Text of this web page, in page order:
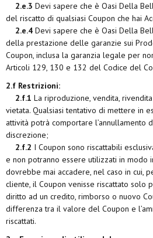
2.e.3 Devi sapere che è Oasi Della
del riscatto di qualsiasi Coupon che hai
2.e.4 Devi sapere che è Oasi Della
della prestazione delle garanzie sui
Coupon, inclusa la garanzia legale per
Articoli 129, 130 e 132 del Codice del
2.f Restrizioni:
2.f.1 La riproduzione, vendita,
vietata. Qualsiasi tentativo di mettere in
attività potrà comportare l’annullamento
discrezione;
2.f.2 I Coupon sono riscattabili
e non potranno essere utilizzati in modo
dovrebbe mai accadere, nel caso in cui,
cliente, il Coupon venisse riscattato solo
diritto ad un credito, rimborso o nuovo
differenza tra il valore del Coupon e
riscattati.